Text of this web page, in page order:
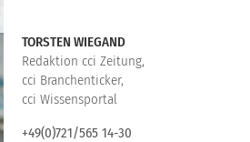
TORSTEN WIEGAND
Redaktion cci Zeitung,
cci Branchenticker,
cci Wissensportal
+49(0)721/565 14-30